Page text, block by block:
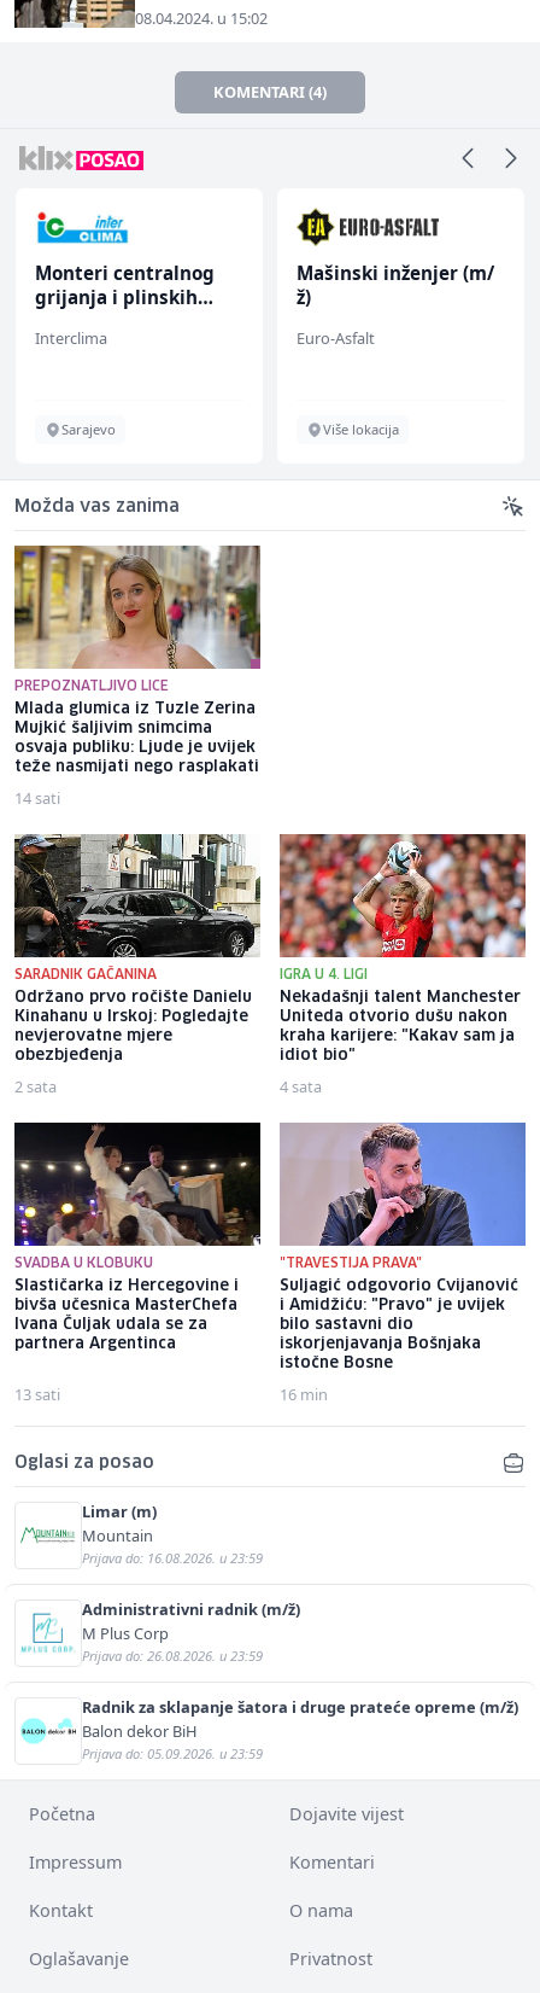
08.04.2024. u 15:02
KOMENTARI (4)
Monteri centralnog
grijanja i plinskih
Interclima
Sarajevo
Mašinski inženjer (m/
ž)
Euro-Asfalt
Više lokacija
Možda vas zanima
PREPOZNATLJIVO LICE
Mlada glumica iz Tuzle Zerina
Mujkić šaljivim snimcima
osvaja publiku: Ljude je uvijek
teže nasmijati nego rasplakati
14 sati
SARADNIK GAČANINA
Održano prvo ročište Danielu
Kinahanu u Irskoj: Pogledajte
nevjerovatne mjere
obezbjeđenja
2 sata
IGRA U 4. LIGI
Nekadašnji talent Manchester
Uniteda otvorio dušu nakon
kraha karijere: "Kakav sam ja
idiot bio"
4 sata
SVADBA U KLOBUKU
Slastičarka iz Hercegovine i
bivša učesnica MasterChefa
Ivana Čuljak udala se za
partnera Argentinca
13 sati
"TRAVESTIJA PRAVA"
Suljagić odgovorio Cvijanović
i Amidžiću: "Pravo" je uvijek
bilo sastavni dio
iskorjenjavanja Bošnjaka
istočne Bosne
16 min
Oglasi za posao
Limar (m)
Mountain
Prijava do: 16.08.2026. u 23:59
Administrativni radnik (m/ž)
M Plus Corp
Prijava do: 26.08.2026. u 23:59
Radnik za sklapanje šatora i druge prateće opreme (m/ž)
Balon dekor BiH
Prijava do: 05.09.2026. u 23:59
Početna Dojavite vijest
Impressum Komentari
Kontakt O nama
Oglašavanje Privatnost